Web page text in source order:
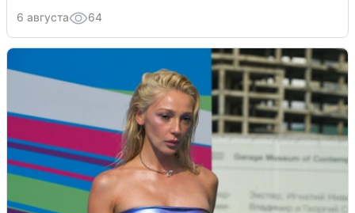
6 августа 64